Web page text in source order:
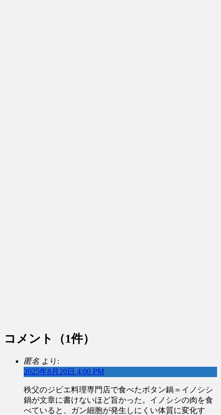
コメント （1件）
匿名 より:
2025年8月20日 4:00 PM
秩父のジビエ料理専門店で食べたボタン鍋＝イノシシ
鍋が文章に書けないほど旨かった。イノシシの肉を食
べていると、ガン細胞が発生しにくい体質に変化す